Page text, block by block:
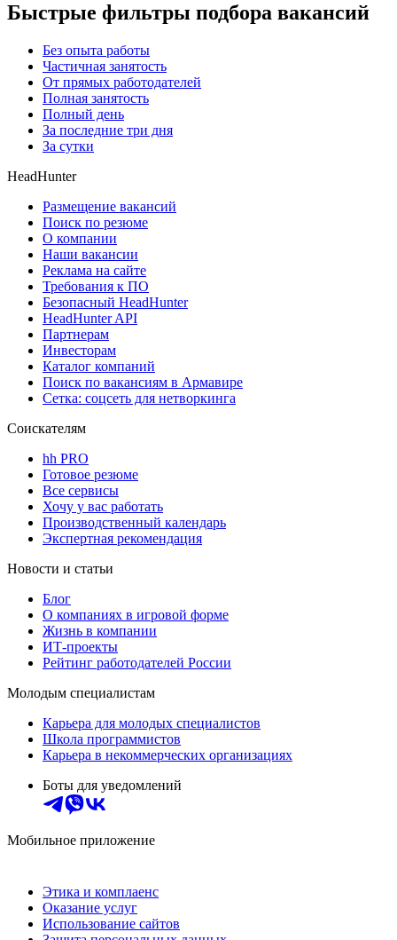
Быстрые фильтры подбора вакансий
Без опыта работы
Частичная занятость
От прямых работодателей
Полная занятость
Полный день
За последние три дня
За сутки
HeadHunter
Размещение вакансий
Поиск по резюме
О компании
Наши вакансии
Реклама на сайте
Требования к ПО
Безопасный HeadHunter
HeadHunter API
Партнерам
Инвесторам
Каталог компаний
Поиск по вакансиям в Армавире
Сетка: соцсеть для нетворкинга
Соискателям
hh PRO
Готовое резюме
Все сервисы
Хочу у вас работать
Производственный календарь
Экспертная рекомендация
Новости и статьи
Блог
О компаниях в игровой форме
Жизнь в компании
ИТ-проекты
Рейтинг работодателей России
Молодым специалистам
Карьера для молодых специалистов
Школа программистов
Карьера в некоммерческих организациях
Боты для уведомлений
Мобильное приложение
Этика и комплаенс
Оказание услуг
Использование сайтов